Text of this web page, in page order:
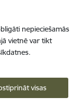
nepieciešamās
vietnē var tikt
visas